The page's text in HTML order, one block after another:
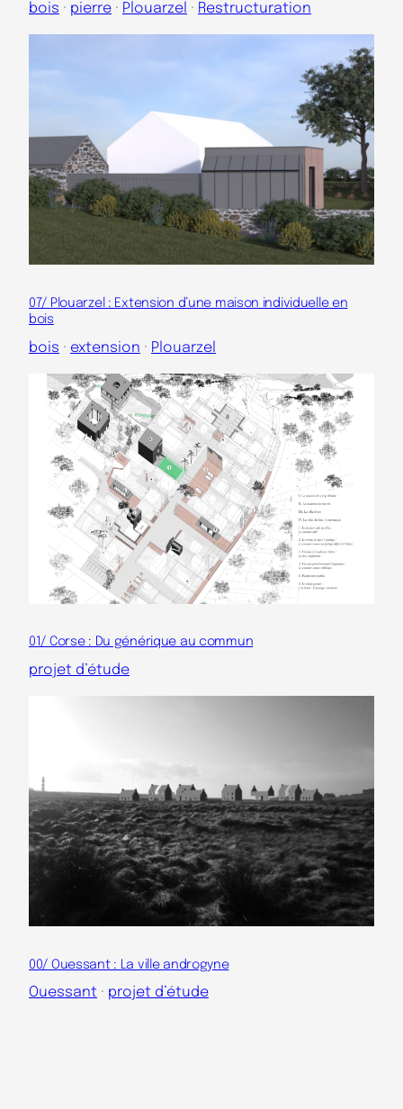
bois · pierre · Plouarzel · Restructuration
07/ Plouarzel : Extension d’une maison individuelle en
bois
bois · extension · Plouarzel
01/ Corse : Du générique au commun
projet d’étude
00/ Ouessant : La ville androgyne
Ouessant · projet d’étude